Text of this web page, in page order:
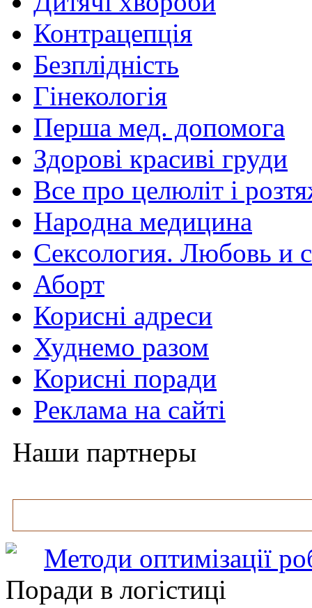
Контрацепція
Безплідність
Гінекологія
Перша мед. допомога
Здорові красиві груди
Все про целюліт і
Народна медицина
Сексология. Любовь и
Аборт
Корисні адреси
Худнемо разом
Корисні поради
Реклама на сайті
Наши партнеры
Методи оптимізації
Поради в логістиці